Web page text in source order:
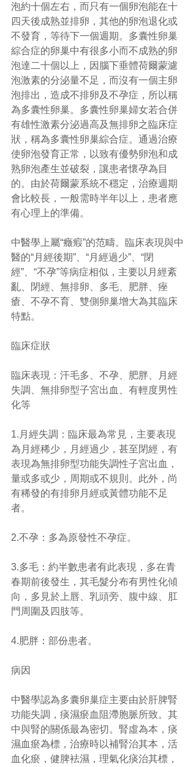
泡約十個左右，而只有一個卵泡能在十
四天後成熟並排卵，其他的卵泡退化或
不發育，等待下一個週期。多囊性卵巢
綜合症的卵巢中有很多小而不成熟的卵
泡達二十個以上，因腦下垂體荷爾蒙濾
泡激素的分泌量不足，而沒有一個主卵
泡排出，造成不排卵及不孕症，所以稱
為多囊性卵巢。多囊性卵巢婦女若合併
有雄性激素分泌過高及無排卵之臨床症
狀，稱為多囊性卵巢綜合症。通過治療
使卵泡發育正常，以致有優勢卵泡和成
熟卵泡產生並破裂，讓患者懷孕為目
的。由於荷爾蒙系統不穩定，治療週期
會比較長，一般需時半年以上，患者應
有心理上的準備。
中醫學上屬“癥瘕”的范疇。臨床表現與中
醫的“月經後期”、“月經過少”、“閉
經”、“不孕”等病症相似，主要以月經紊
亂、閉經、無排卵、多毛、肥胖、痤
瘡、不孕不育、雙側卵巢增大為其臨床
特點。
臨床症狀
臨床表現：汗毛多、不孕、肥胖、月經
失調、無排卵型子宮出血、有輕度男性
化等
1.月經失調：臨床最為常見，主要表現
為月經稀少，月經過少，甚至閉經，有
表現為無排卵型功能失調性子宮出血，
量或多或少，周期或不規則。此外，尚
有稀發的有排卵月經或黃體功能不足
者。
2.不孕：多為原發性不孕症。
3.多毛：約半數患者有此表現，多在青
春期前後發生，其毛髮分布有男性化傾
向，多見於上唇、乳頭旁、腹中線、肛
門周圍及四肢等。
4.肥胖：部份患者。
病因
中醫學認為多囊卵巢症主要由於肝脾腎
功能失調，痰濕瘀血阻滯胞脈所致。其
中與腎的關係最為密切。腎虛為本，痰
濕血瘀為標，治療時以補腎治其本，活
血化瘀，健脾袪濕，理氣化痰治其標，